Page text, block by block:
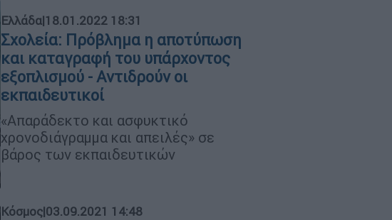
Ελλάδα|18.01.2022 18:31
Σχολεία: Πρόβλημα η αποτύπωση
και καταγραφή του υπάρχοντος
εξοπλισμού - Αντιδρούν οι
εκπαιδευτικοί
«Απαράδεκτο και ασφυκτικό
χρονοδιάγραμμα και απειλές» σε
βάρος των εκπαιδευτικών
Κόσμος|03.09.2021 14:48